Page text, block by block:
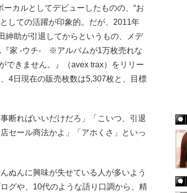
カルとしてデビューしたものの、“お
しての活躍が印象的。だが、2011年
紳助が引退してからというもの、メデ
『家 -ウチ- ※アルバムが1万枚売れな
できません。』（avex trax）をリリー
4日現在の販売枚数は5,307枚と、目標
断ればいいだけだろ」「こいつ、引退
セール商法かよ」「アホくさ」といっ
ぬんに興味が失せている人が多いよう
グや、10代のような語り口調から、精